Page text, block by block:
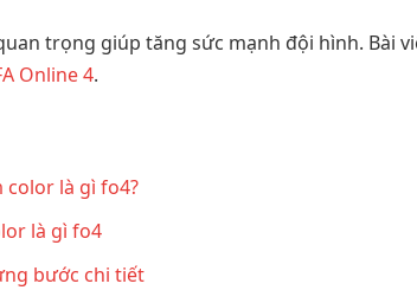
trọng giúp tăng sức mạnh đội hình. Bài
Online 4.
color là gì fo4?
là gì fo4
bước chi tiết